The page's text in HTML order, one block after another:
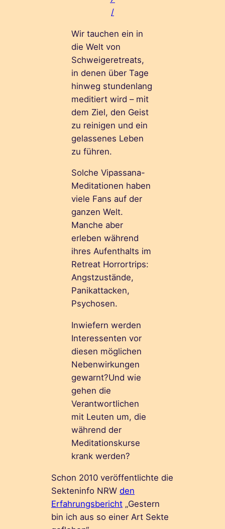
/
Wir tauchen ein in
die Welt von
Schweigeretreats,
in denen über Tage
hinweg stundenlang
meditiert wird – mit
dem Ziel, den Geist
zu reinigen und ein
gelassenes Leben
zu führen.
Solche Vipassana-
Meditationen haben
viele Fans auf der
ganzen Welt.
Manche aber
erleben während
ihres Aufenthalts im
Retreat Horrortrips:
Angstzustände,
Panikattacken,
Psychosen.
Inwiefern werden
Interessenten vor
diesen möglichen
Nebenwirkungen
gewarnt?Und wie
gehen die
Verantwortlichen
mit Leuten um, die
während der
Meditationskurse
krank werden?
Schon 2010 veröffentlichte die
Sekteninfo NRWden
Erfahrungsbericht „Gestern
bin ich aus so einer Art Sekte